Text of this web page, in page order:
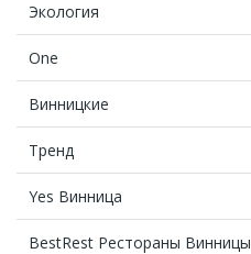
Экология
One
Винницкие
Тренд
Yes Винница
BestRest Рестораны Винницы